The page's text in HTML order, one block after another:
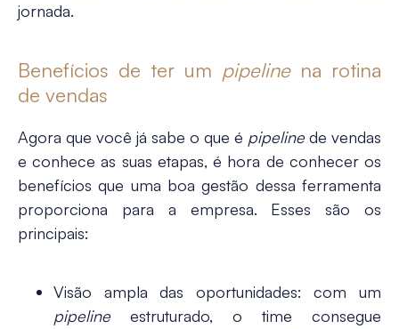
jornada.
Benefícios de ter um pipeline na rotina
de vendas
Agora que você já sabe o que é pipelinede vendas
e conhece as suas etapas, é hora de conhecer os
benefícios que uma boa gestão dessa ferramenta
proporciona para a empresa. Esses são os
principais:
Visão ampla das oportunidades: com um
pipeline estruturado, o time consegue